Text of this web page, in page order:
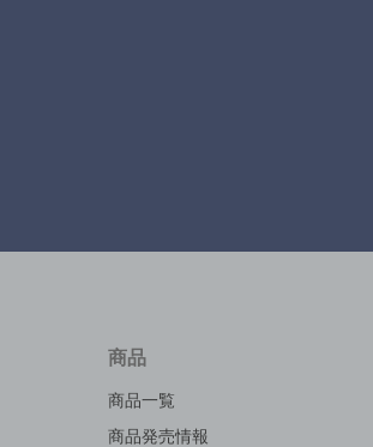
商品
商品一覧
商品発売情報